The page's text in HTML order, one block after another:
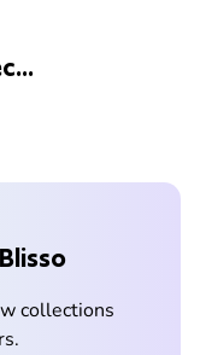
collections